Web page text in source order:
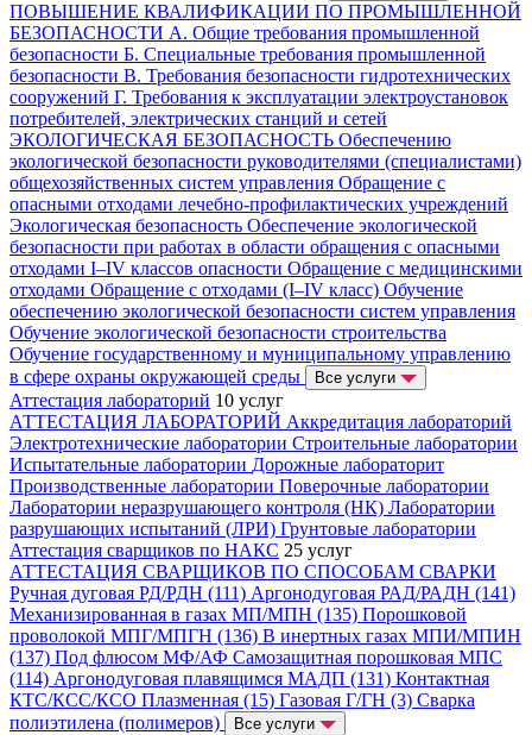
ПОВЫШЕНИЕ КВАЛИФИКАЦИИ ПО ПРОМЫШЛЕННОЙ
БЕЗОПАСНОСТИ А. Общие требования промышленной
безопасности Б. Специальные требования промышленной
безопасности В. Требования безопасности гидротехнических
сооружений Г. Требования к эксплуатации электроустановок
потребителей, электрических станций и сетей
ЭКОЛОГИЧЕСКАЯ БЕЗОПАСНОСТЬ Обеспечению
экологической безопасности руководителями (специалистами)
общехозяйственных систем управления Обращение с
опасными отходами лечебно-профилактических учреждений
Экологическая безопасность Обеспечение экологической
безопасности при работах в области обращения с опасными
отходами I–IV классов опасности Обращение с медицинскими
отходами Обращение с отходами (I–IV класс) Обучение
обеспечению экологической безопасности систем управления
Обучение экологической безопасности строительства
Обучение государственному и муниципальному управлению
в сфере охраны окружающей среды
Все услуги
Аттестация лабораторий 10 услуг
АТТЕСТАЦИЯ ЛАБОРАТОРИЙ Аккредитация лабораторий
Электротехнические лаборатории Строительные лаборатории
Испытательные лаборатории Дорожные лабораторит
Производственные лаборатории Поверочные лаборатории
Лаборатории неразрушающего контроля (НК) Лаборатории
разрушающих испытаний (ЛРИ) Грунтовые лаборатории
Аттестация сварщиков по НАКС 25 услуг
АТТЕСТАЦИЯ СВАРЩИКОВ ПО СПОСОБАМ СВАРКИ
Ручная дуговая РД/РДН (111) Аргонодуговая РАД/РАДН (141)
Механизированная в газах МП/МПН (135) Порошковой
проволокой МПГ/МПГН (136) В инертных газах МПИ/МПИН
(137) Под флюсом МФ/АФ Самозащитная порошковая МПС
(114) Аргонодуговая плавящимся МАДП (131) Контактная
КТС/КСС/КСО Плазменная (15) Газовая Г/ГН (3) Сварка
полиэтилена (полимеров)
Все услуги